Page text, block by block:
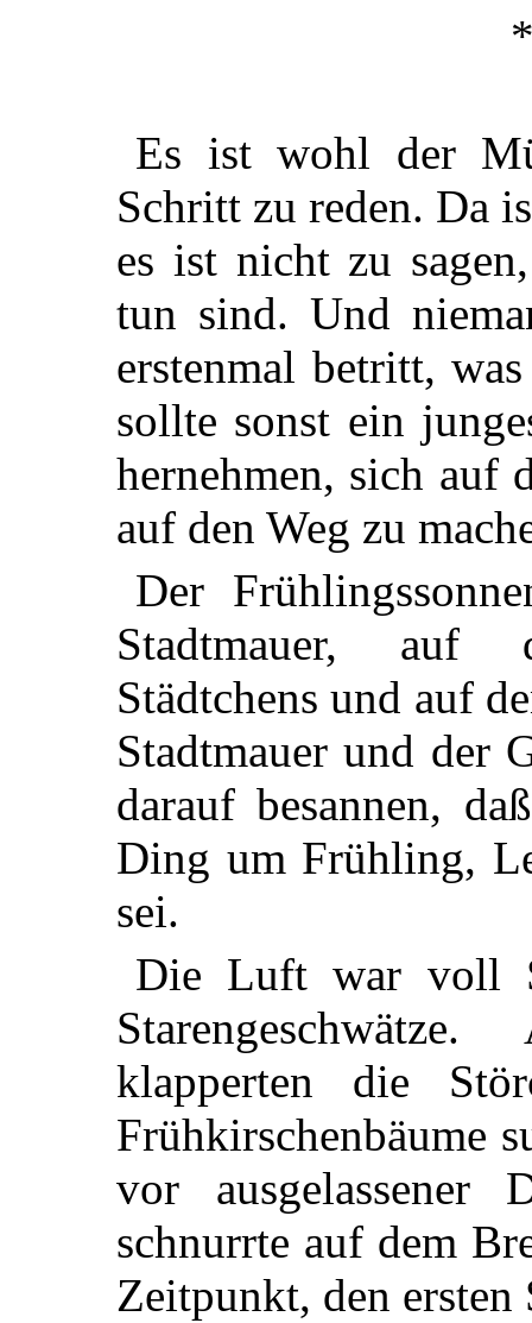
Es ist wohl der
Schritt zu reden. Da
es ist nicht zu
tun sind. Und
erstenmal betritt,
sollte sonst ein
hernehmen, sich auf
auf den Weg zu
Der
Stadtmauer, auf
Städtchens und auf
Stadtmauer und der
darauf besannen,
Ding um Frühling,
sei.
Die Luft war voll
klapperten die
Frühkirschenbäume
vor ausgelassener
schnurrte auf dem
Zeitpunkt, den ersten